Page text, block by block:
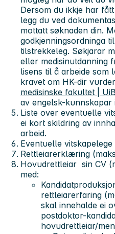
Dersom du ikkje har
legg du ved
mottatt søknaden din.
godkjenningsordninga
tilstrekkeleg. Søkjarar
eller medisinutdanning
lisens til å arbeide som
kravet om HK-dir
medisinske fakultet | UiB
av engelsk-kunnskapar
Liste over eventuelle
ei kort skildring av
arbeid.
Eventuelle vitskapelege
Rettleiarerklæring
Hovudrettleiar sin CV
med:
rettleiarerfaring
skal innehalde ei
postdoktor-
hovudrettleiar/